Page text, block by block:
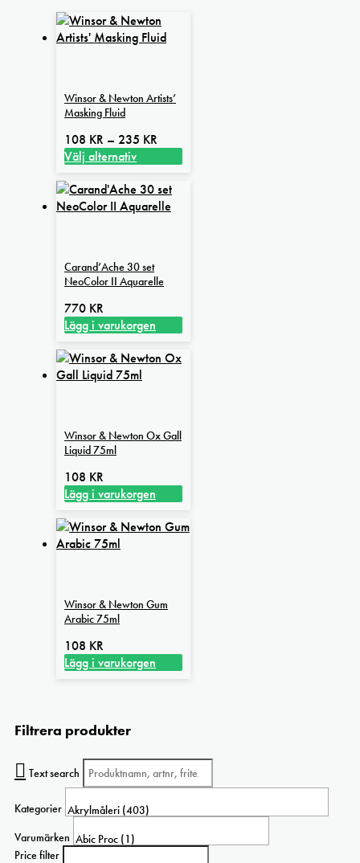
Winsor & Newton Artists’
Masking Fluid
108 KR – 235 KR
235 kr
Välj alternativ
här
produkten
De
olika
alternativen
kan
på
produktsidan
Carand’Ache 30 set
NeoColor II Aquarelle
770 KR
Lägg i varukorgen
Winsor & Newton Ox Gall
Liquid 75ml
108 KR
Lägg i varukorgen
Winsor & Newton Gum
Arabic 75ml
108 KR
Lägg i varukorgen
Filtrera produkter
Text search
Kategorier
Varumärken
Price filter